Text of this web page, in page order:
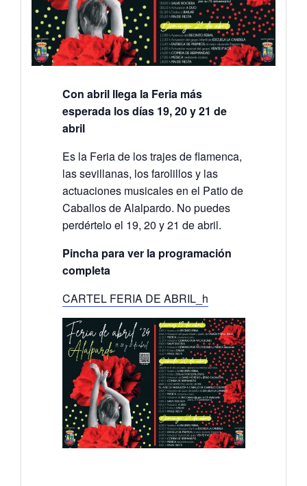
Con abril llega la Feria más
esperada los días 19, 20 y 21 de
abril
Es la Feria de los trajes de flamenca,
las sevillanas, los farolillos y las
actuaciones musicales en el Patio de
Caballos de Alalpardo. No puedes
perdértelo el 19, 20 y 21 de abril.
Pincha para ver la programación
completa
CARTEL FERIA DE ABRIL_h